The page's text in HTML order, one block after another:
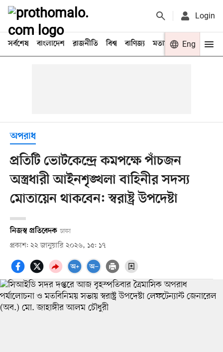
Login
সর্বশেষ বাংলাদেশ রাজনীতি বিশ্ব বাণিজ্য মতামত খেলা
Eng
অপরাধ
প্রতিটি ভোটকেন্দ্রে কমপক্ষে পাঁচজন
অস্ত্রধারী আইনশৃঙ্খলা বাহিনীর সদস্য
মোতায়েন থাকবেন: স্বরাষ্ট্র উপদেষ্টা
নিজস্ব প্রতিবেদক ঢাকা
প্রকাশ: ২২ জানুয়ারি ২০২৬, ১৫: ১৭